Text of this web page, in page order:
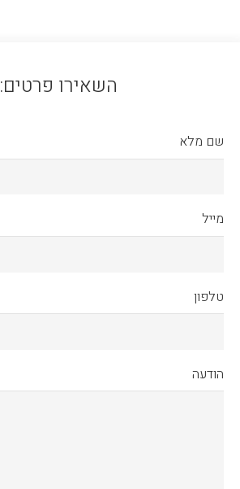
השאירו פרטים:
שם מלא
מייל
טלפון
הודעה